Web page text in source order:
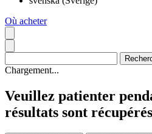
Où acheter
Chargement...
Veuillez patienter
résultats sont